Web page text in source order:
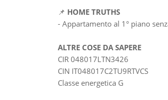
📌 HOME TRUTHS
- Appartamento al 1° piano
ALTRE COSE DA SAPERE
CIR 048017LTN3426
CIN IT048017C2TU9RTVCS
Classe energetica G